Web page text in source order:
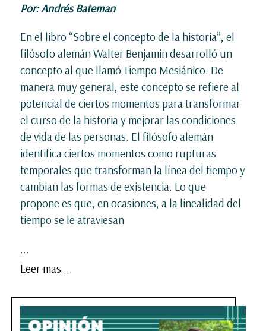
Por: Andrés Bateman
En el libro “Sobre el concepto de la historia”, el
filósofo alemán Walter Benjamin desarrolló un
concepto al que llamó Tiempo Mesiánico. De
manera muy general, este concepto se refiere al
potencial de ciertos momentos para transformar
el curso de la historia y mejorar las condiciones
de vida de las personas. El filósofo alemán
identifica ciertos momentos como rupturas
temporales que transforman la línea del tiempo y
cambian las formas de existencia. Lo que
propone es que, en ocasiones, a la linealidad del
tiempo se le atraviesan
...
Leer mas ...